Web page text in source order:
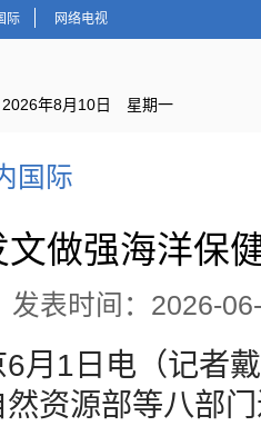
际 网络电视
2026年8月10日 星期一
国际
做强海洋保
表时间：
1日电（记者戴
资源部等八部